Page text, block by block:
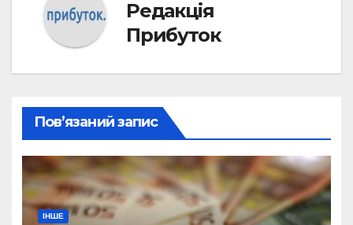
Редакція
Прибуток
Пов’язаний запис
ІНШЕ